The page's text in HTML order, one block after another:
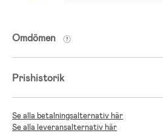
Omdömen
Prishistorik
Se alla betalningsalternativ här
Se alla leveransalternativ här